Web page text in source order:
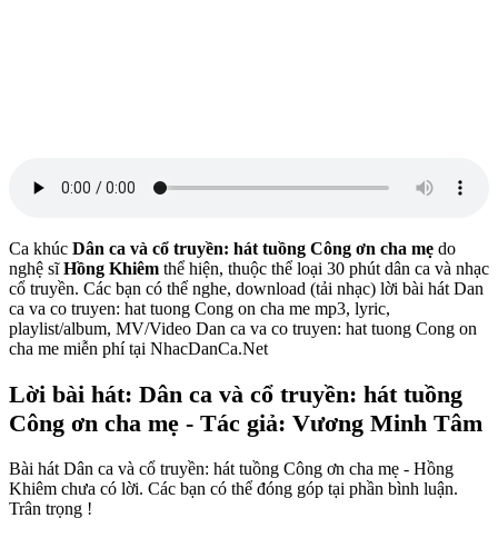
Ca khúc Dân ca và cổ truyền: hát tuồng Công ơn cha mẹ do
nghệ sĩHồng Khiêm thể hiện, thuộc thể loại 30 phút dân ca và nhạc
cổ truyền. Các bạn có thể nghe, download (tải nhạc) lời bài hát Dan
ca va co truyen: hat tuong Cong on cha me mp3, lyric,
playlist/album, MV/Video Dan ca va co truyen: hat tuong Cong on
cha me miễn phí tại NhacDanCa.Net
Lời bài hát: Dân ca và cổ truyền: hát tuồng
Công ơn cha mẹ - Tác giả: Vương Minh Tâm
Bài hát Dân ca và cổ truyền: hát tuồng Công ơn cha mẹ - Hồng
Khiêm chưa có lời. Các bạn có thể đóng góp tại phần bình luận.
Trân trọng !